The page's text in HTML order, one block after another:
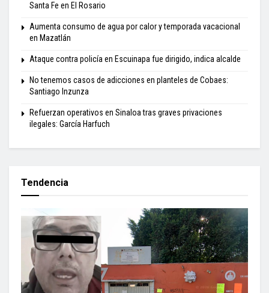
Santa Fe en El Rosario
Aumenta consumo de agua por calor y temporada vacacional
en Mazatlán
Ataque contra policía en Escuinapa fue dirigido, indica alcalde
No tenemos casos de adicciones en planteles de Cobaes:
Santiago Inzunza
Refuerzan operativos en Sinaloa tras graves privaciones
ilegales: García Harfuch
Tendencia